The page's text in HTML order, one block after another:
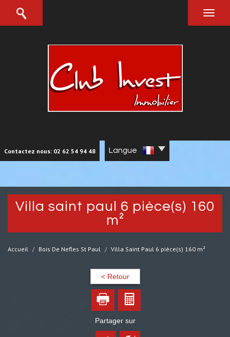
Contactez nous: 02 62 54 94 48 Langue
villa saint paul 6 pièce(s) 160
m²
Accueil Bois De Nefles St Paul Villa Saint Paul 6 pièce(s) 160 m²
< Retour
Partager sur